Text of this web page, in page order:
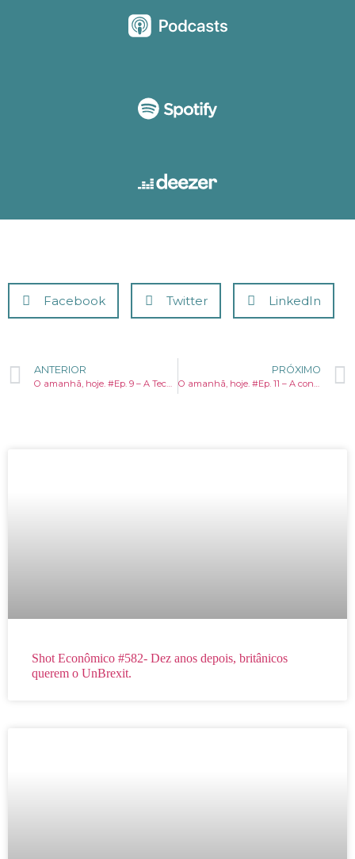
Facebook Twitter LinkedIn
ANTERIOR
O amanhã, hoje. #Ep. 9 – A Tecnologia como moeda econômica.
PRÓXIMO
O amanhã, hoje. #Ep. 11 – A conectividade dos carros elétricos
Shot Econômico #582- Dez anos depois, britânicos
querem o UnBrexit.